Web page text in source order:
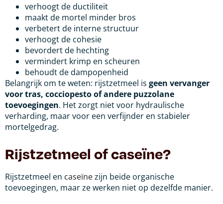
verhoogt de ductiliteit
maakt de mortel minder bros
verbetert de interne structuur
verhoogt de cohesie
bevordert de hechting
vermindert krimp en scheuren
behoudt de dampopenheid
Belangrijk om te weten: rijstzetmeel is geen vervanger
voor tras, cocciopesto of andere puzzolane
toevoegingen. Het zorgt niet voor hydraulische
verharding, maar voor een verfijnder en stabieler
mortelgedrag.
Rijstzetmeel of caseïne?
Rijstzetmeel en caseïnezijn beide organische
toevoegingen, maar ze werken niet op dezelfde manier.